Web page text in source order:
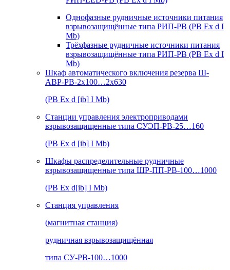
Однофазные рудничные источники питания
взрывозащищённые типа РИП-РВ (РВ Ex d I
Mb)
Трёхфазные рудничные источники питания
взрывозащищённые типа РИП-РВ (РВ Ex d I
Mb)
Шкаф автоматического включения резерва Ш-
АВР-РВ-2х100…2х630
(РВ Ex d [ib] I Mb)
Станции управления электроприводами
взрывозащищенные типа СУЭП-РВ-25…160
(РВ Ex d [ib] I Mb)
Шкафы распределительные рудничные
взрывозащищенные типа ШР-ПП-РВ-100…1000
(РВ Ex d[ib] I Mb)
Станция управления
(магнитная станция)
рудничная взрывозащищённая
типа СУ-РВ-100…1000